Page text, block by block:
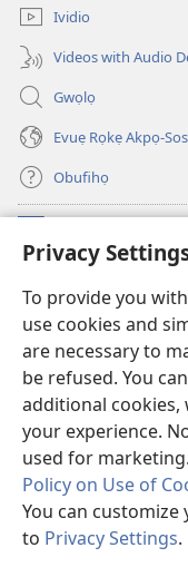
Privacy
To provide you
use cookies and
are necessary to
be refused. You
additional cookies,
your experience.
used for
Policy on Use of
You can
to Privacy Settings.
Ividio
Videos with Audio
Gwọlọ
Evuẹ Rọkẹ Akpọ-
Obufihọ
(opens
new
UWOU-EBE
(opens
new
window)JW Hub
(opens
new
window)JW Library
Copyright© 2026 Watch
UZI KPAHE ERORUIRUO